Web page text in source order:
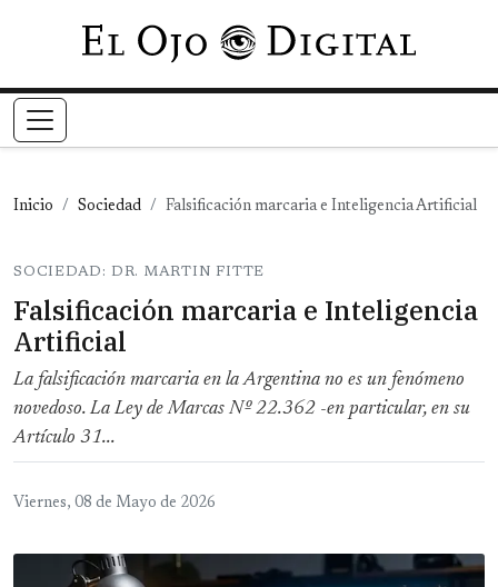
Pasar al contenido principal
Inicio Sociedad Falsificación marcaria e Inteligencia Artificial
SOCIEDAD: DR. MARTIN FITTE
Falsificación marcaria e Inteligencia
Artificial
La falsificación marcaria en la Argentina no es un fenómeno
novedoso. La Ley de Marcas Nº 22.362 -en particular, en su
Artículo 31...
Viernes, 08 de Mayo de 2026